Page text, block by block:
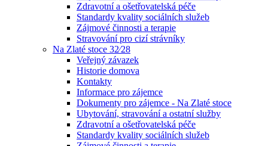
Zdravotní a ošetřovatelská péče
Standardy kvality sociálních služeb
Zájmové činnosti a terapie
Stravování pro cizí strávníky
Na Zlaté stoce 32⁄28
Veřejný závazek
Historie domova
Kontakty
Informace pro zájemce
Dokumenty pro zájemce - Na Zlaté stoce
Ubytování, stravování a ostatní služby
Zdravotní a ošetřovatelská péče
Standardy kvality sociálních služeb